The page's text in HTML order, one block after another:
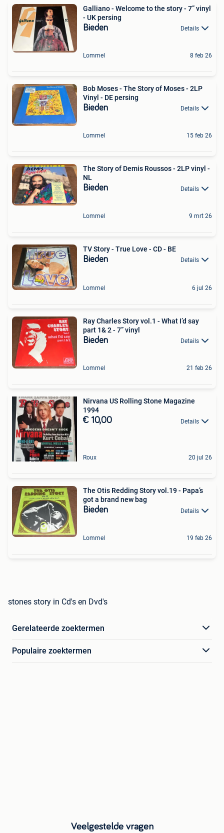
Galliano - Welcome to the story - 7” vinyl
- UK persing
Bieden Details
Lommel 8 feb 26
Bob Moses - The Story of Moses - 2LP
Vinyl - DE persing
Bieden Details
Lommel 15 feb 26
The Story of Demis Roussos - 2LP vinyl -
NL
Bieden Details
Lommel 9 mrt 26
TV Story - True Love - CD - BE
Bieden Details
Lommel 6 jul 26
Ray Charles Story vol.1 - What I’d say
part 1& 2 - 7” vinyl
Bieden Details
Lommel 21 feb 26
Nirvana US Rolling Stone Magazine
1994
€ 10,00 Details
Roux 20 jul 26
The Otis Redding Story vol.19 - Papa’s
got a brand new bag
Bieden Details
Lommel 19 feb 26
stones story in Cd's en Dvd's
Gerelateerde zoektermen
Populaire zoektermen
Veelgestelde vragen